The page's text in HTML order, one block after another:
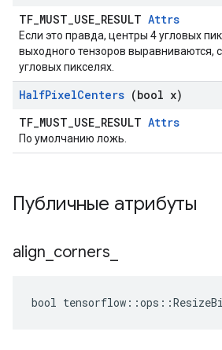
TF_MUST_USE_RESULT Attrs
Если это правда, центры 4 угловых
выходного тензоров выравниваются,
угловых пикселях.
HalfPixelCenters (bool x)
TF_MUST_USE_RESULT Attrs
По умолчанию ложь.
Публичные атрибуты
align corners
bool